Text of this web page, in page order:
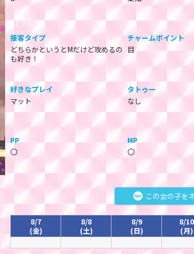
接客タイプ
どちらかというとMだけど攻めるの
も好き！
チャームポイント
目
好きなプレイ
マット
タトゥー
なし
PP
〇
MP
〇
この女の子を
8/7
(金)
8/8
(土)
8/9
(日)
8/10
(月)